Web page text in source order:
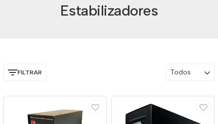
Estabilizadores
FILTRAR Todos